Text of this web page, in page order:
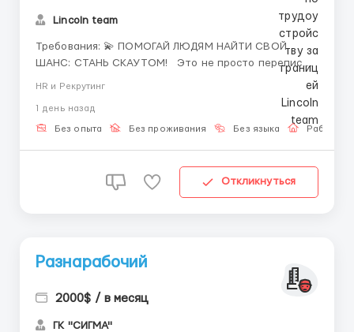
Lincoln team
Требования: 💫 ПОМОГАЙ ЛЮДЯМ НАЙТИ СВОЙ
ШАНС: СТАНЬ СКАУТОМ! Это не просто переписки
новую сферу, поверить в себя и выйти на реальные
возможности. 📍 Чем занимается скаут: • Находит
перспективных канди...
HR и Рекрутинг
1 день назад
Без опыта Без проживания Без языка Работа
Откликнуться
Разнарабочий
2000$ / в месяц
ГК "СИГМА"